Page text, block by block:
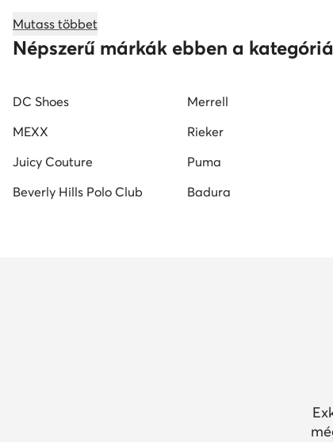
bőr táskak Nine West táskak fekete
Mutass többet
Népszerű márkák ebben a
DC Shoes Merrell
MEXX
Rieker
Juicy Couture
Puma
Beverly Hills Polo Club
Badura